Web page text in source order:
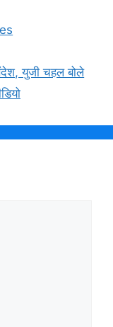
st
युजी चहल बोले